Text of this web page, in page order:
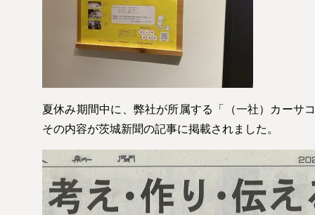
夏休み期間中に、弊社が所属する「（一社）カーサ
その内容が茨城新聞の記事に掲載されました。